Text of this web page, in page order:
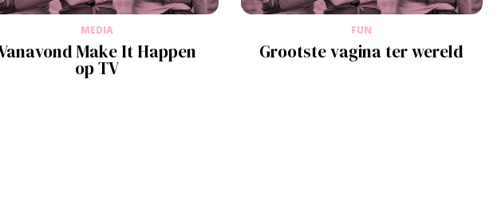
MEDIA
Make It Happen
op TV
FUN
Grootste vagina ter wereld